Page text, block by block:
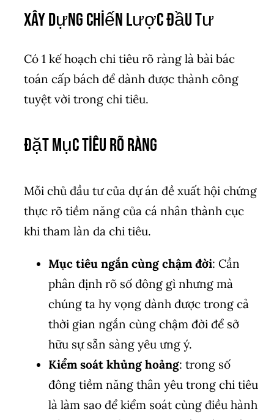
Xây Dựng Chiến Lược Đầu Tư
Có 1 kế hoạch chi tiêu rõ ràng là bài bác
toán cấp bách để dành được thành công
tuyệt vời trong chi tiêu.
Đặt Mục Tiêu Rõ Ràng
Mỗi chủ đầu tư của dự án đề xuất hội chứng
thực rõ tiềm năng của cá nhân thành cục
khi tham làn da chi tiêu.
Mục tiêu ngắn cùng chậm đời: Cần
phân định rõ số đông gì nhưng mà
chúng ta hy vọng dành được trong cả
thời gian ngắn cùng chậm đời để sở
hữu sự sẵn sàng yêu ưng ý.
Kiểm soát khủng hoảng: trong số
đông tiềm năng thân yêu trong chi tiêu
là làm sao để kiểm soát cùng điều hành